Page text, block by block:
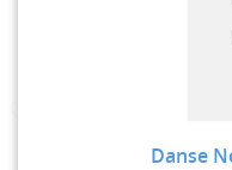
Danse